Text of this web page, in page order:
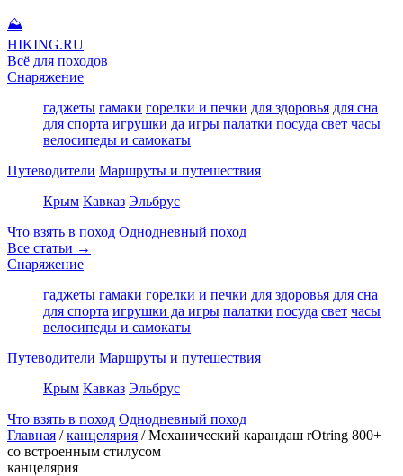
⛰
HIKING.RU
Всё для походов
Снаряжение
гаджеты гамаки горелки и печки для здоровья для сна
для спорта игрушки да игры палатки посуда свет часы
велосипеды и самокаты
Путеводители Маршруты и путешествия
Крым Кавказ Эльбрус
Что взять в поход Однодневный поход
Все статьи →
Снаряжение
гаджеты гамаки горелки и печки для здоровья для сна
для спорта игрушки да игры палатки посуда свет часы
велосипеды и самокаты
Путеводители Маршруты и путешествия
Крым Кавказ Эльбрус
Что взять в поход Однодневный поход
Главная / канцелярия / Механический карандаш rOtring 800+
со встроенным стилусом
канцелярия